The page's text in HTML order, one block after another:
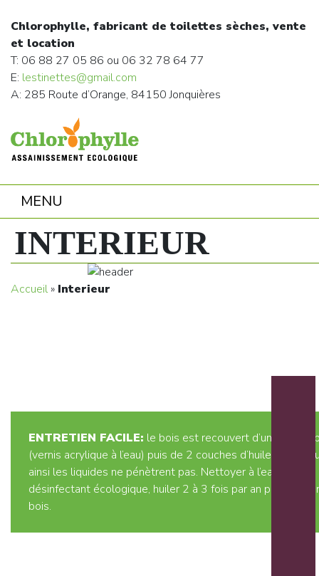
Chlorophylle, fabricant de toilettes sèches, vente
et location
T: 06 88 27 05 86 ou 06 32 78 64 77
E: lestinettes@gmail.com
A: 285 Route d’Orange, 84150 Jonquières
MENU
INTERIEUR
Accueil» Interieur
ENTRETIEN FACILE: le bois est recouvert d’un bouche
(vernis acrylique à l’eau) puis de 2 couches d’huile dure
ainsi les liquides ne pénètrent pas. Nettoyer à l’eau et
désinfectant écologique, huiler 2 à 3 fois par an pour
bois.
6 résultats affichés